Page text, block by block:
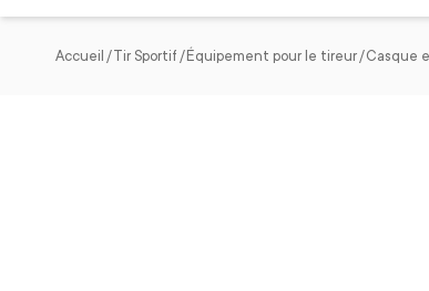
Accueil Tir Sportif Équipement pour le tireur Casque